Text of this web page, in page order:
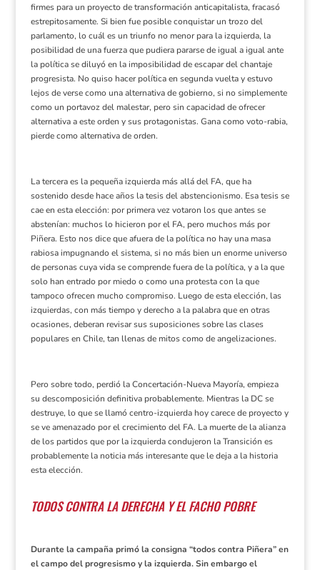
firmes para un proyecto de transformación anticapitalista, fracasó
estrepitosamente. Si bien fue posible conquistar un trozo del
parlamento, lo cuál es un triunfo no menor para la izquierda, la
posibilidad de una fuerza que pudiera pararse de igual a igual ante
la política se diluyó en la imposibilidad de escapar del chantaje
progresista. No quiso hacer política en segunda vuelta y estuvo
lejos de verse como unaalternativade gobierno, si no simplemente
como un portavoz del malestar, pero sin capacidad de ofrecer
alternativa a este orden y sus protagonistas. Gana como voto-rabia,
pierde como alternativa de orden.
La tercera es la pequeña izquierda más allá del FA, que ha
sostenido desde hace años la tesis del abstencionismo. Esa tesis se
cae en esta elección: por primera vez votaron los que antes se
abstenían: muchos lo hicieron por el FA, pero muchos más por
Piñera. Esto nos dice que afuera de la política no hay una masa
rabiosa impugnando el sistema, si no más bien un enorme universo
de personas cuya vida se comprende fuera de la política, y a la que
solo han entrado por miedo o como una protesta con la que
tampoco ofrecen mucho compromiso. Luego de esta elección, las
izquierdas, con más tiempo y derecho a la palabra que en otras
ocasiones, deberan revisar sus suposiciones sobre las clases
populares en Chile, tan llenas de mitoscomo de angelizaciones.
Pero sobre todo, perdió la Concertación-Nueva Mayoría, empieza
su descomposición definitiva probablemente. Mientras la DC se
destruye, lo que se llamó centro-izquierda hoy carece de proyecto y
se ve amenazado por el crecimiento del FA. La muerte de la alianza
de los partidos que por la izquierda condujeron la Transición es
probablemente la noticia más interesante que le deja a la historia
esta elección.
TODOS CONTRA LA DERECHA Y EL FACHO POBRE
Durante la campaña primó la consigna “todos contra Piñera” en
el campo del progresismo y la izquierda. Sin embargo el